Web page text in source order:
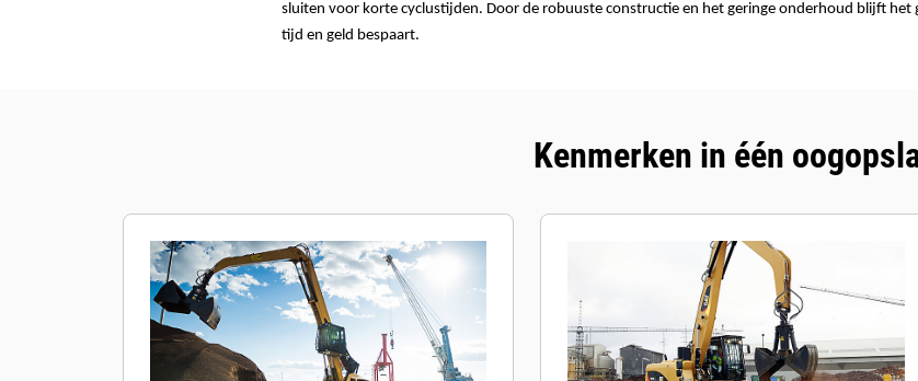
sluiten voor korte cyclustijden. Door de robuuste constructie en het geringe onderhoud blijft het
tijd en geld bespaart.
Kenmerken in één